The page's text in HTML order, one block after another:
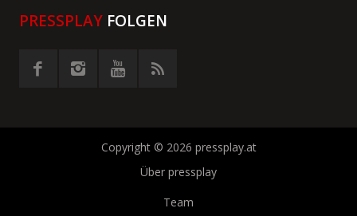
PRESSPLAY FOLGEN
Copyright © 2026 pressplay.at
Über pressplay
Team